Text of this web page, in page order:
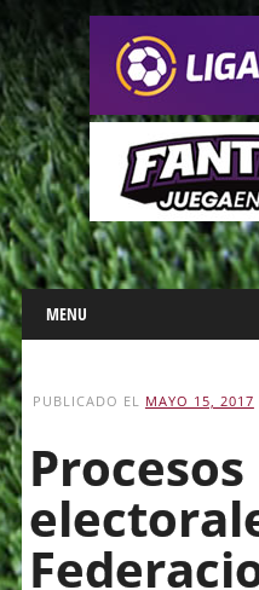
Main menu
Skip
to
content
MENU
PUBLICADO EL MAYO 15, 2017
Procesos